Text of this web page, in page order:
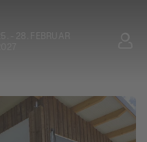
25. - 28. FEBRUAR